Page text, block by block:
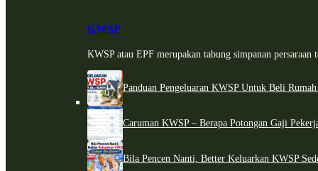
KWSP
KWSP atau EPF merupakan tabung simpanan persaraan
Panduan Pengeluaran KWSP Untuk Beli
Caruman KWSP – Berapa Potongan Gaji
Bila Pencen Nanti, Better Keluarkan KWSP